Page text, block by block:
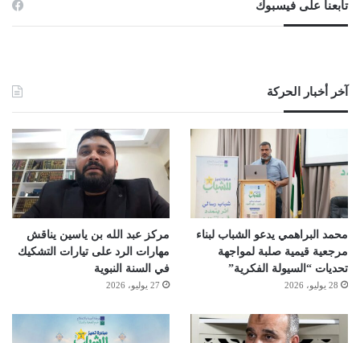
تابعنا على فيسبوك
آخر أخبار الحركة
محمد البراهمي يدعو الشباب لبناء
مرجعية قيمية صلبة لمواجهة
تحديات “السيولة الفكرية”
28 يوليو، 2026
مركز عبد الله بن ياسين يناقش
مهارات الرد على تيارات التشكيك
في السنة النبوية
27 يوليو، 2026